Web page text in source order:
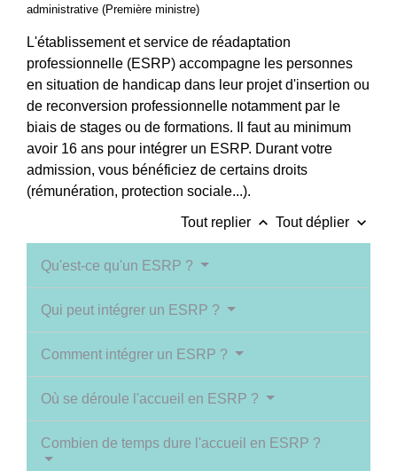
administrative (Première ministre)
L'établissement et service de réadaptation
professionnelle (ESRP) accompagne les personnes
en situation de handicap dans leur projet d'insertion ou
de reconversion professionnelle notamment par le
biais de stages ou de formations. Il faut au minimum
avoir 16 ans pour intégrer un ESRP. Durant votre
admission, vous bénéficiez de certains droits
(rémunération, protection sociale...).
Tout replier keyboard_arrow_up Tout déplier keyboard_arrow_down
Qu'est-ce qu'un ESRP ?
Qui peut intégrer un ESRP ?
Comment intégrer un ESRP ?
Où se déroule l'accueil en ESRP ?
Combien de temps dure l'accueil en ESRP ?